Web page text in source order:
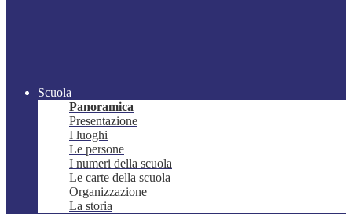
Scuola
Panoramica
Presentazione
I luoghi
Le persone
I numeri della scuola
Le carte della scuola
Organizzazione
La storia